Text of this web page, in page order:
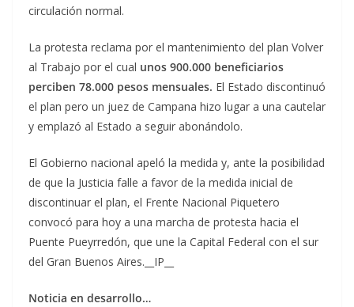
circulación normal.
La protesta reclama por el mantenimiento del plan Volver
al Trabajo por el cual unos 900.000 beneficiarios
perciben 78.000 pesos mensuales. El Estado discontinuó
el plan pero un juez de Campana hizo lugar a una cautelar
y emplazó al Estado a seguir abonándolo.
El Gobierno nacional apeló la medida y, ante la posibilidad
de que la Justicia falle a favor de la medida inicial de
discontinuar el plan, el Frente Nacional Piquetero
convocó para hoy a una marcha de protesta hacia el
Puente Pueyrredón, que une la Capital Federal con el sur
del Gran Buenos Aires.__IP__
Noticia en desarrollo…